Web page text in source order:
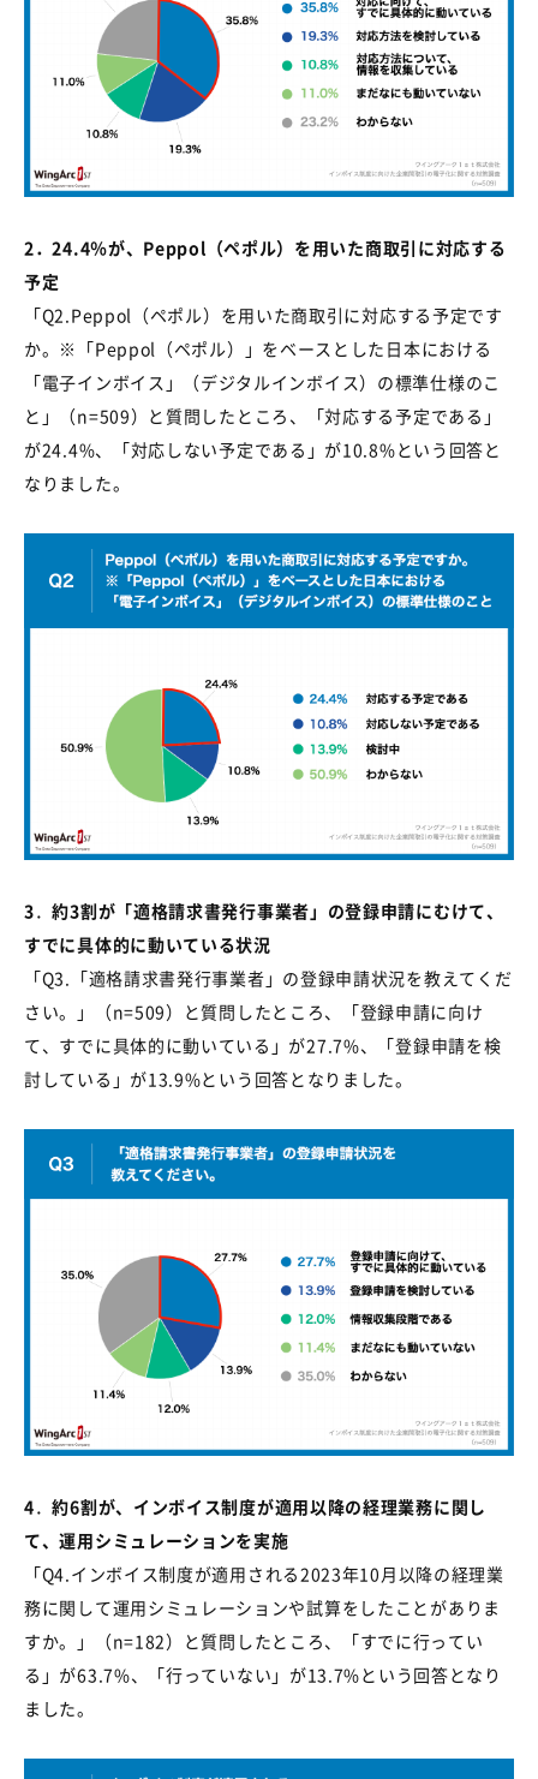
2 ．24.4％が、 Peppol （ペポル）を用いた商取引に対応する
予定
「Q2.Peppol （ペポル）を用いた商取引に対応する予定です
か。※「Peppol （ペポル）」をベースとした日本における
「電子インボイス」（デジタルインボイス）の標準仕様のこ
と」（n=509）と質問したところ、「対応する予定である」
が24.4%、「対応しない予定である」が10.8%という回答と
なりました。
3．約3割が「適格請求書発行事業者」の登録申請にむけて、
すでに具体的に動いている状況
「Q3.
「適格請求書発行事業者」の登録申請状況を教えてくだ
さい。」（n=509）と質問したところ、「登録申請に向け
て、すでに具体的に動いている」が27.7%、「登録申請を検
討している」が13.9%という回答となりました。
4．約6割が、インボイス制度が適用以降の経理業務に関し
て、運用シミュレーションを実施
「Q4. インボイス制度が適用される2023年10 月以降の経理業
務に関して運用シミュレーションや試算をしたことがありま
すか。」（n=182）と質問したところ、「すでに行ってい
る」が63.7%、「行っていない」が13.7%という回答となり
ました。